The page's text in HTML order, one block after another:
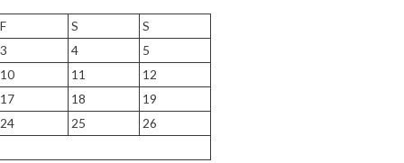
F S
S
3
4
5
10
11
12
17
18
19
24
25 26